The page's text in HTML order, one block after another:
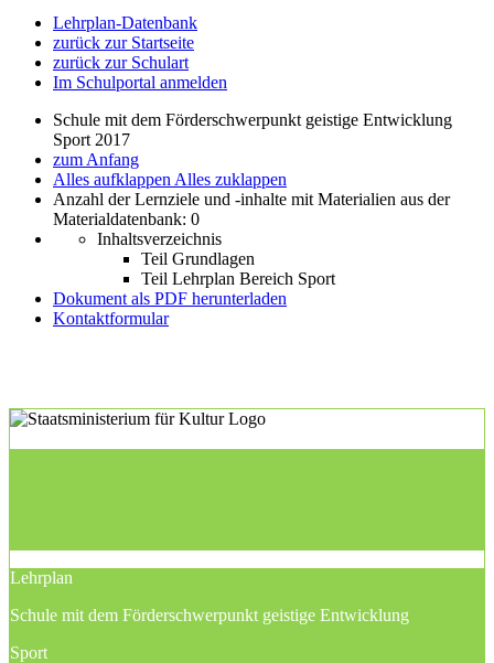
Lehrplan-Datenbank
zurück zur Startseite
zurück zur Schulart
Im Schulportal anmelden
Schule mit dem Förderschwerpunkt geistige Entwicklung
Sport 2017
zum Anfang
Alles aufklappen Alles zuklappen
Anzahl der Lernziele und -inhalte mit Materialien aus der
Materialdatenbank: 0
Inhaltsverzeichnis
Teil Grundlagen
Teil Lehrplan Bereich Sport
Dokument als PDF herunterladen
Kontaktformular
Lehrplan
Schule mit dem Förderschwerpunkt geistige Entwicklung
Sport